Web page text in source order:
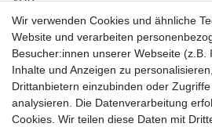
Vertrag widerrufen
Informationen
Datenschutz
Impressum
Wir verwenden Cookies und ähnliche
Website und verarbeiten
Besucher:innen unserer Webseite (z.B.
Inhalte und Anzeigen zu
Drittanbietern einzubinden oder
analysieren. Die Datenverarbeitung
Cookies. Wir teilen diese Daten mit